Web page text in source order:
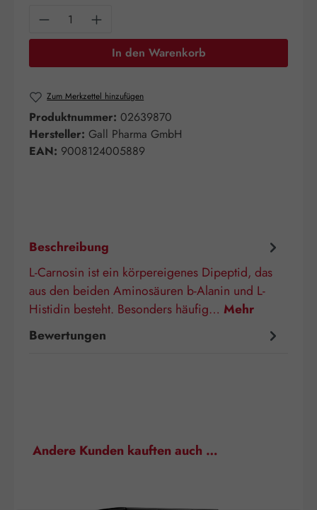
Produkt Anzahl: Gib den gewünschten
In den Warenkorb
Zum Merkzettel hinzufügen
Produktnummer: 02639870
Hersteller: Gall Pharma GmbH
EAN: 9008124005889
Beschreibung
L-Carnosin ist ein körpereigenes Dipeptid, das
aus den beiden Aminosäuren b-Alanin und L-
Histidin besteht. Besonders häufig… Mehr
Bewertungen
Produktgalerie überspringen
Andere Kunden kauften auch …